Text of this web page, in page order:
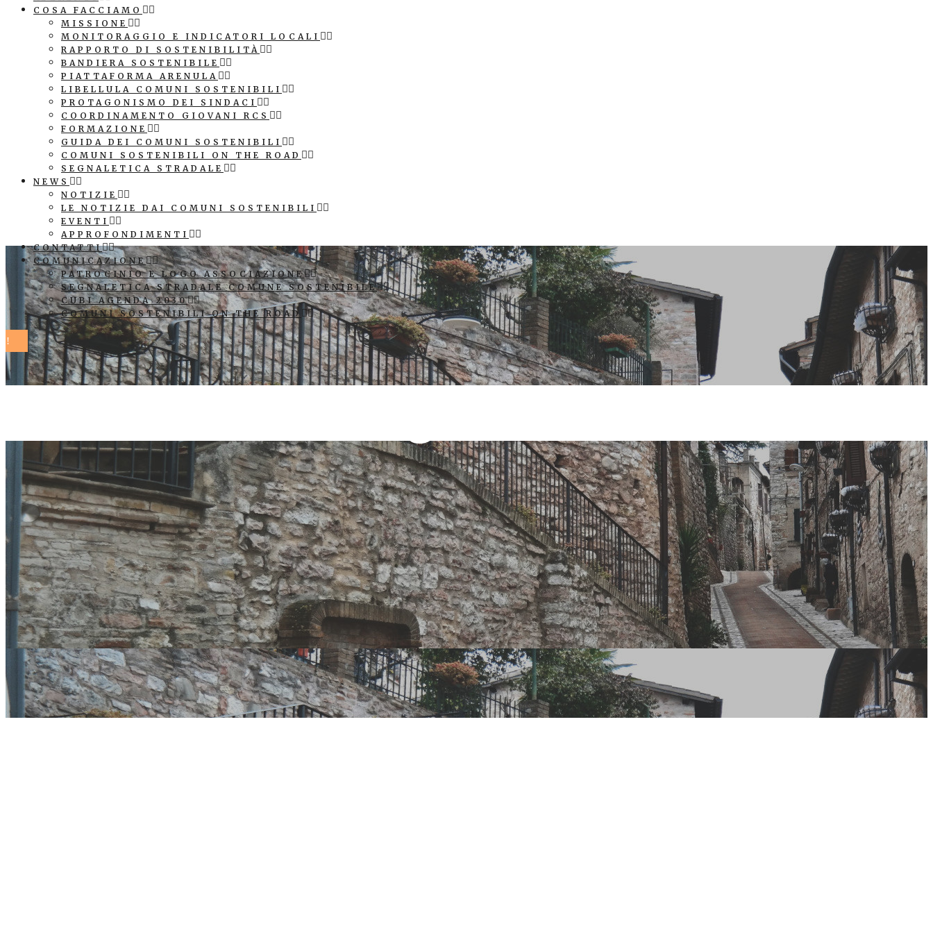
COSA FACCIAMO
MISSIONE
MONITORAGGIO E INDICATORI LOCALI
RAPPORTO DI SOSTENIBILITÀ
BANDIERA SOSTENIBILE
PIATTAFORMA ARENULA
LIBELLULA COMUNI SOSTENIBILI
PROTAGONISMO DEI SINDACI
COORDINAMENTO GIOVANI RCS
FORMAZIONE
GUIDA DEI COMUNI SOSTENIBILI
COMUNI SOSTENIBILI ON THE ROAD
SEGNALETICA STRADALE
NEWS
NOTIZIE
LE NOTIZIE DAI COMUNI SOSTENIBILI
EVENTI
APPROFONDIMENTI
CONTATTI
COMUNICAZIONE
PATROCINIO E LOGO ASSOCIAZIONE
SEGNALETICA STRADALE COMUNE SOSTENIBILE
CUBI AGENDA 2030
COMUNI SOSTENIBILI ON THE ROAD